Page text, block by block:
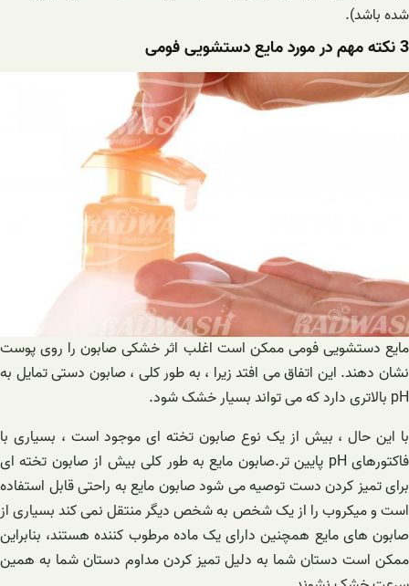
شده باشد).
3 نکته مهم در مورد مایع دستشویی فومی
مایع دستشویی فومی ممکن است اغلب اثر خشکی صابون را روی پوست
نشان دهند. این اتفاق می افتد زیرا ، به طور کلی ، صابون دستی تمایل به
pH بالاتری دارد که می تواند بسیار خشک شود.
با این حال ، بیش از یک نوع صابون تخته ای موجود است ، بسیاری با
فاکتورهای pH پایین تر.صابون مایع به طور کلی بیش از صابون تخته ای
برای تمیز کردن دست توصیه می شود صابون مایع به راحتی قابل استفاده
است و میکروب را از یک شخص به شخص دیگر منتقل نمی کند بسیاری از
صابون های مایع همچنین دارای یک ماده مرطوب کننده هستند، بنابراین
ممکن است دستان شما به دلیل تمیز کردن مداوم دستان شما به همین